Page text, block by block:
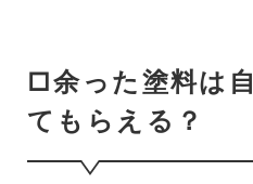
□余った塗料は
てもらえる？